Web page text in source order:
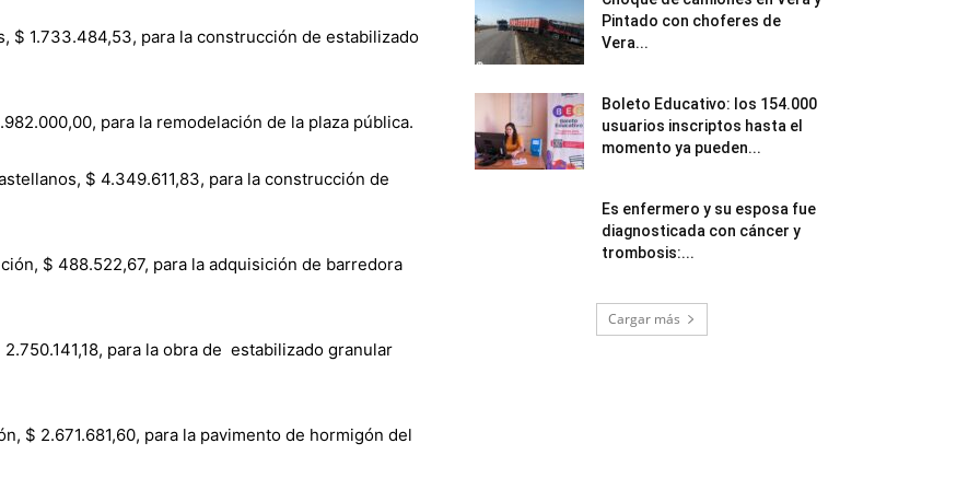
$ 1.733.484,53, para la construcción de estabilizado
para la remodelación de la plaza pública.
$ 4.349.611,83, para la construcción de
$ 488.522,67, para la adquisición de barredora
para la obra de estabilizado granular
$ 2.671.681,60, para la pavimento de hormigón del
Pintado con choferes de
Vera...
Boleto Educativo: los 154.000
usuarios inscriptos hasta el
momento ya pueden...
Es enfermero y su esposa fue
diagnosticada con cáncer y
trombosis:...
Cargar más